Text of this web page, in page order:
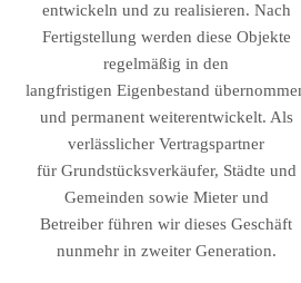
entwickeln und zu realisieren. Nach
Fertigstellung werden diese Objekte
regelmäßig in den
langfristigen Eigenbestand
und permanent weiterentwickelt. Als
verlässlicher Vertragspartner
für Grundstücksverkäufer, Städte und
Gemeinden sowie Mieter und
Betreiber führen wir dieses Geschäft
nunmehr in zweiter Generation.